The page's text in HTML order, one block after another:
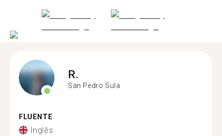
R.
San Pedro Sula
FLUENTE
Inglês